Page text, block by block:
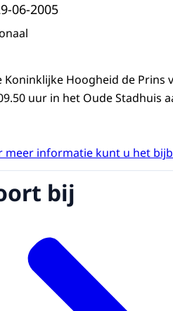
06-2005
Koninklijke Hoogheid de Prins
uur in het Oude Stadhuis
meer informatie kunt u het
bij